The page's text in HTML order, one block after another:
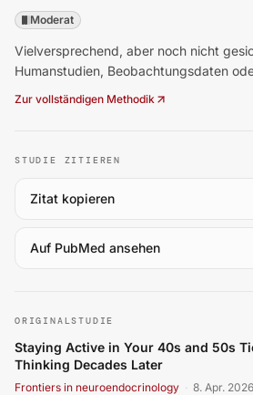
Moderat
Vielversprechend, aber noch nicht
Humanstudien, Beobachtungsdaten
Zur vollständigen Methodik
STUDIE ZITIEREN
Zitat kopieren
Auf PubMed ansehen(
ORIGINALSTUDIE
Staying Active in Your 40s and 50s
Thinking Decades Later
Frontiers in neuroendocrinology · 8. Apr. 2026